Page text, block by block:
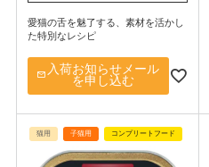
愛猫の舌を魅了する、素材を活かし
た特別なレシピ
入荷お知らせメール
を申し込む
猫用 子猫用 コンプリートフード